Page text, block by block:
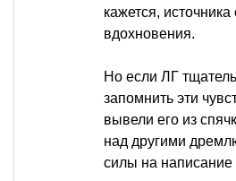
кажется, источника
вдохновения.
Но если ЛГ
запомнить эти
вывели его из
над другими
силы на написание